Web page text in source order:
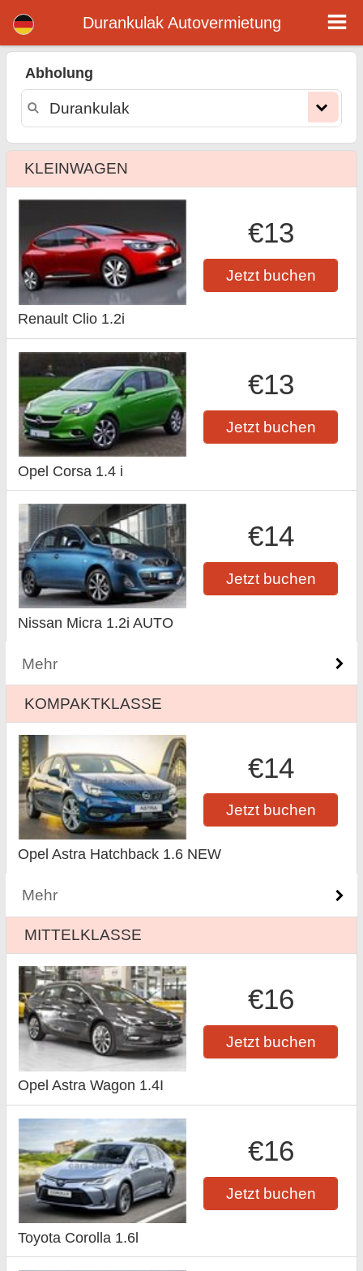
Durankulak Autovermietung
Abholung
KLEINWAGEN
€13
Jetzt buchen
Renault Clio 1.2i
€13
Jetzt buchen
Opel Corsa 1.4 i
€14
Jetzt buchen
Nissan Micra 1.2i AUTO
Mehr
KOMPAKTKLASSE
€14
Jetzt buchen
Opel Astra Hatchback 1.6 NEW
Mehr
MITTELKLASSE
€16
Jetzt buchen
Opel Astra Wagon 1.4I
€16
Jetzt buchen
Toyota Corolla 1.6l